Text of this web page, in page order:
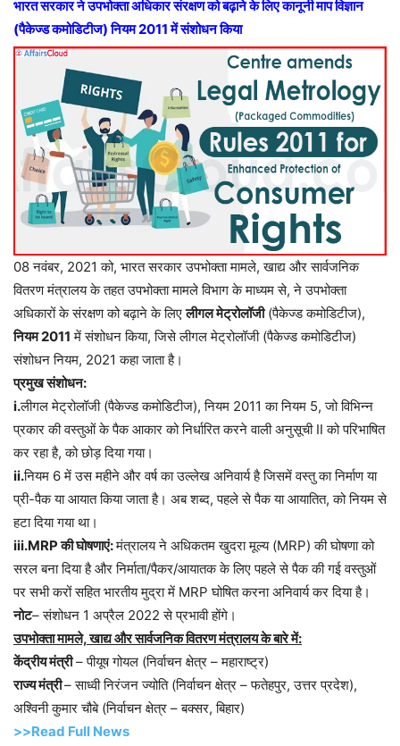
भारत सरकार ने उपभोक्ता अधिकार संरक्षण को बढ़ाने के लिए कानूनी माप विज्ञान
(पैकेज्ड कमोडिटीज) नियम 2011 में संशोधन किया
08 नवंबर, 2021 को, भारत सरकार उपभोक्ता मामले, खाद्य और सार्वजनिक
वितरण मंत्रालय के तहत उपभोक्ता मामले विभाग के माध्यम से, ने उपभोक्ता
अधिकारों के संरक्षण को बढ़ाने के लिएलीगल मेट्रोलॉजी(पैकेज्ड कमोडिटीज),
नियम 2011 में संशोधन किया, जिसे लीगल मेट्रोलॉजी (पैकेज्ड कमोडिटीज)
संशोधन नियम, 2021 कहा जाता है।
प्रमुख संशोधन:
i.लीगल मेट्रोलॉजी (पैकेज्ड कमोडिटीज), नियम 2011 का नियम 5, जो विभिन्न
प्रकार की वस्तुओं के पैक आकार को निर्धारित करने वाली अनुसूची II को परिभाषित
कर रहा है, को छोड़ दिया गया।
ii.नियम 6 में उस महीने और वर्ष का उल्लेख अनिवार्य है जिसमें वस्तु का निर्माण या
प्री-पैक या आयात किया जाता है। अब शब्द, पहले से पैक या आयातित, को नियम से
हटा दिया गया था।
iii.MRP की घोषणाएं:मंत्रालय ने अधिकतम खुदरा मूल्य (MRP) की घोषणा को
सरल बना दिया है और निर्माता/पैकर/आयातक के लिए पहले से पैक की गई वस्तुओं
पर सभी करों सहित भारतीय मुद्रा में MRP घोषित करना अनिवार्य कर दिया है।
नोट– संशोधन 1 अप्रैल 2022 से प्रभावी होंगे।
उपभोक्ता मामले, खाद्य और सार्वजनिक वितरण मंत्रालय के बारे में:
केंद्रीय मंत्री– पीयूष गोयल (निर्वाचन क्षेत्र – महाराष्ट्र)
राज्य मंत्री– साध्वी निरंजन ज्योति (निर्वाचन क्षेत्र – फतेहपुर, उत्तर प्रदेश),
अश्विनी कुमार चौबे (निर्वाचन क्षेत्र – बक्सर, बिहार)
>>Read Full News